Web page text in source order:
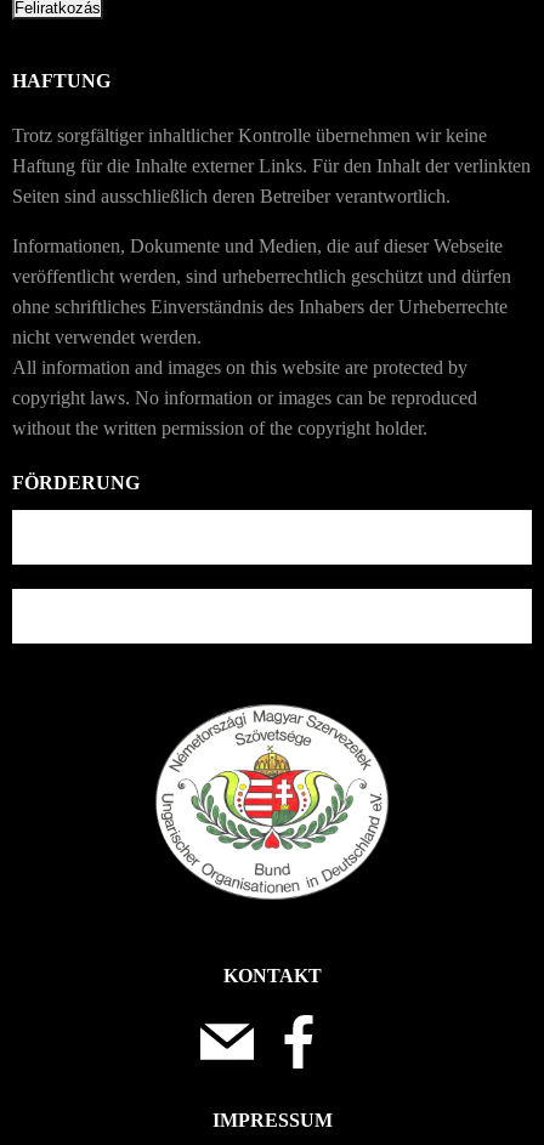
HAFTUNG
Trotz sorgfältiger inhaltlicher Kontrolle übernehmen wir keine
Haftung für die Inhalte externer Links. Für den Inhalt der verlinkten
Seiten sind ausschließlich deren Betreiber verantwortlich.
Informationen, Dokumente und Medien, die auf dieser Webseite
veröffentlicht werden, sind urheberrechtlich geschützt und dürfen
ohne schriftliches Einverständnis des Inhabers der Urheberrechte
nicht verwendet werden.
All information and images on this website are protected by
copyright laws. No information or images can be reproduced
without the written permission of the copyright holder.
FÖRDERUNG
KONTAKT
IMPRESSUM